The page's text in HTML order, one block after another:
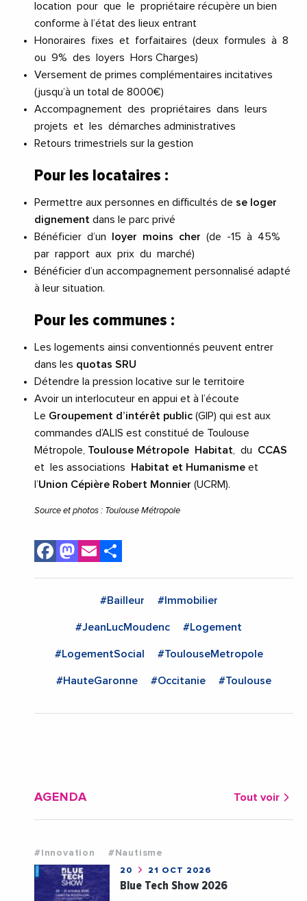
location pour que le propriétaire récupère un bien
conforme à l’état des lieux entrant
Honoraires fixes et forfaitaires (deux formules à 8
ou 9% des loyers Hors Charges)
Versement de primes complémentaires incitatives
(jusqu’à un total de 8000€)
Accompagnement des propriétaires dans leurs
projets et les démarches administratives
Retours trimestriels sur la gestion
Pour les locataires :
Permettre aux personnes en difficultés de se loger
dignement dans le parc privé
Bénéficier d’un
loyer moins cher (de -15 à 45%
par rapport aux prix du marché)
Bénéficier d’un accompagnement personnalisé adapté
à leur situation.
Pour les communes :
Les logements ainsi conventionnés peuvent entrer
dans les quotas SRU
Détendre la pression locative sur le territoire
Avoir un interlocuteur en appui et à l’écoute
Le Groupement d’intérêt public (GIP) qui est aux
commandes d’ALIS est constitué de Toulouse
Métropole, Toulouse Métropole Habitat , du CCAS
et les associations
Habitat et Humanisme et
l’Union Cépière Robert Monnier (UCRM).
Source et photos : Toulouse Métropole
Facebook
Mastodon
Email
#Bailleur #Immobilier
#JeanLucMoudenc #Logement
#LogementSocial #ToulouseMetropole
#HauteGaronne #Occitanie #Toulouse
AGENDA Tout voir
#Innovation #Nautisme
20 21 OCT 2026
Blue Tech Show 2026